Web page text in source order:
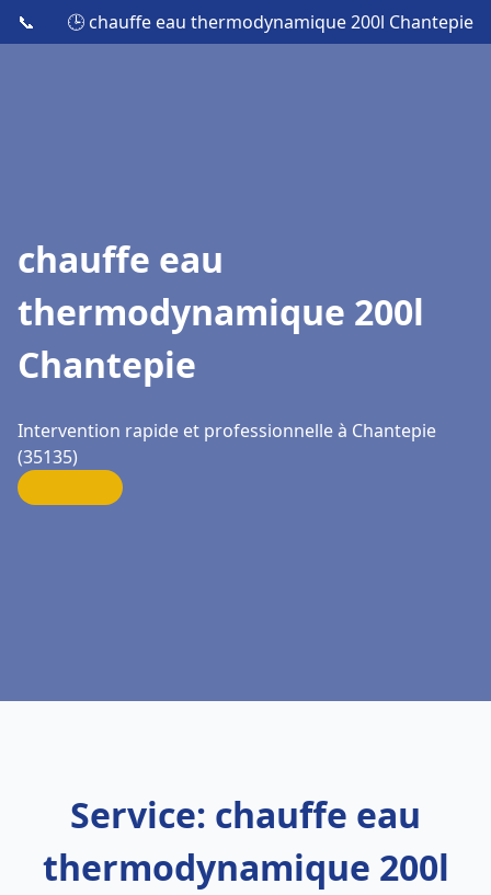
📞 🕒 chauffe eau thermodynamique 200l Chantepie
chauffe eau
thermodynamique 200l
Chantepie
Intervention rapide et professionnelle à Chantepie
(35135)
Service: chauffe eau
thermodynamique 200l